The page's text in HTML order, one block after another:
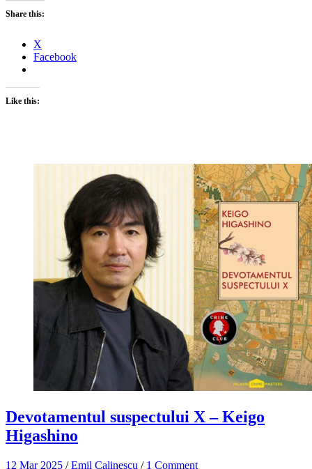
Share this:
X
Facebook
Like this:
Devotamentul suspectului X – Keigo
Higashino
12 Mar 2025 /Emil Calinescu / 1 Comment